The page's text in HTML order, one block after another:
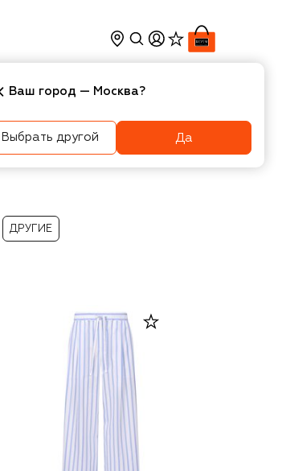
Косметика Интерьер
ДРУГИЕ
Ваш город — Москва?
Выбрать другой Да